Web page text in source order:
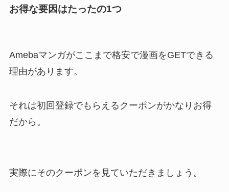
お得な要因はたったの1つ
Amebaマンガがここまで格安で漫画をGETできる
理由があります。
それは初回登録でもらえるクーポンがかなりお得
だから。
実際にそのクーポンを見ていただきましょう。